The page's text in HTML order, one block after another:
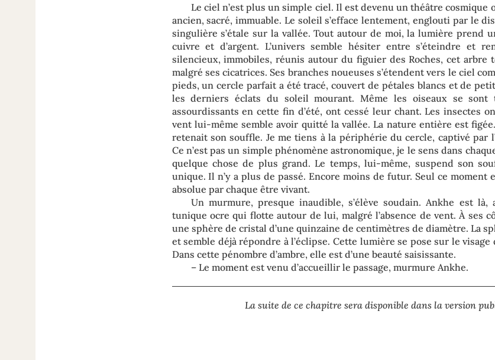
Le ciel n’est plus un simple ciel. Il est devenu un théâtre
ancien, sacré, immuable. Le soleil s’efface lentement, englouti par le
singulière s’étale sur la vallée. Tout autour de moi, la lumière prend
cuivre et d’argent. L’univers semble hésiter entre s’éteindre et
silencieux, immobiles, réunis autour du figuier des Roches, cet arbre
malgré ses cicatrices. Ses branches noueuses s’étendent vers le ciel
pieds, un cercle parfait a été tracé, couvert de pétales blancs et de
les derniers éclats du soleil mourant. Même les oiseaux se sont
assourdissants en cette fin d’été, ont cessé leur chant. Les insectes
vent lui-même semble avoir quitté la vallée. La nature entière est
retenait son souffle. Je me tiens à la périphérie du cercle, captivé par
Ce n’est pas un simple phénomène astronomique, je le sens dans
quelque chose de plus grand. Le temps, lui-même, suspend son
unique. Il n’y a plus de passé. Encore moins de futur. Seul ce moment
absolue par chaque être vivant.
Un murmure, presque inaudible, s’élève soudain. Ankhe est là,
tunique ocre qui flotte autour de lui, malgré l’absence de vent. À ses
une sphère de cristal d’une quinzaine de centimètres de diamètre. La
et semble déjà répondre à l’éclipse. Cette lumière se pose sur le
Dans cette pénombre d’ambre, elle est d’une beauté saisissante.
– Le moment est venu d’accueillir le passage, murmure Ankhe.
La suite de ce chapitre sera disponible dans la version